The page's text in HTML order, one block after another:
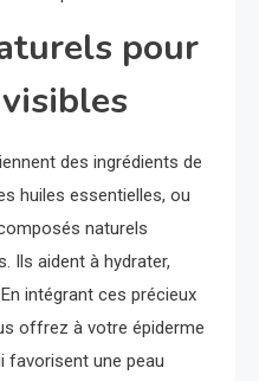
pour
des ingrédients de
huiles essentielles, ou
naturels
Ils aident à hydrater,
intégrant ces précieux
offrez à votre épiderme
favorisent une peau